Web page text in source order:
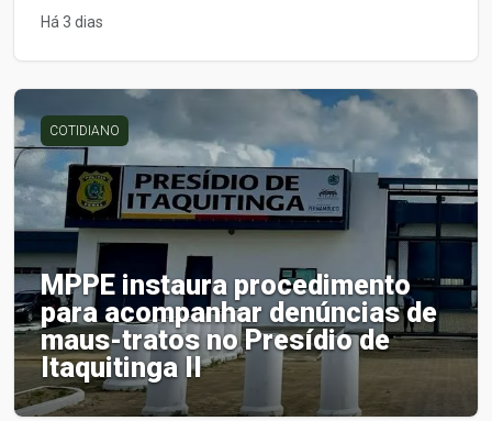
Há 3 dias
COTIDIANO
MPPE instaura procedimento
para acompanhar denúncias de
maus-tratos no Presídio de
Itaquitinga II